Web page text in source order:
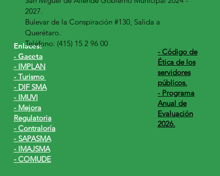
Enlaces:
- Gaceta
- IMPLAN
- Turismo
- DIF SMA
- IMUVI
- Mejora
Regulatoria
- Contraloría
- SAPASMA
- IMAJSMA
- COMUDE
2027.
Bulevar de la Conspiración #130, Salida a
Querétaro.
Teléfono: (415) 15 2 96 00
​- Código de
Ética de los
servidores
públicos.
- Programa
Anual de
Evaluación
2026.